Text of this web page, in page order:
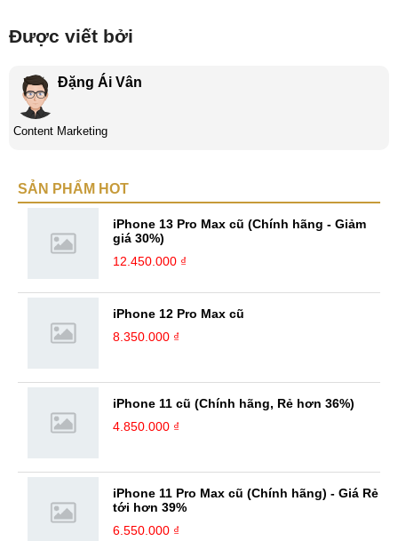
Được viết bởi
Đặng Ái Vân
Content Marketing
SẢN PHẨM HOT
iPhone 13 Pro Max cũ (Chính hãng - Giảm
giá 30%)
12.450.000 ₫
iPhone 12 Pro Max cũ
8.350.000 ₫
iPhone 11 cũ (Chính hãng, Rẻ hơn 36%)
4.850.000 ₫
iPhone 11 Pro Max cũ (Chính hãng) - Giá Rẻ
tới hơn 39%
6.550.000 ₫